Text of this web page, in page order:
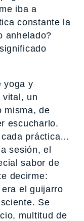
iba a
constante la
anhelado?
yoga y
vital, un
misma, de
escucharlo.
cada práctica…
sesión, el
sabor de
decirme:
el guijarro
Se
multitud de